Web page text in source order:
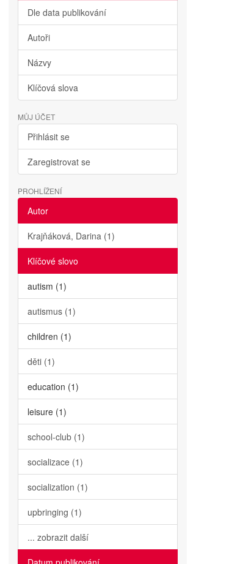
Dle data publikování
Autoři
Názvy
Klíčová slova
MŮJ ÚČET
Přihlásit se
Zaregistrovat se
PROHLÍŽENÍ
Autor
Krajňáková, Darina (1)
Klíčové slovo
autism (1)
autismus (1)
children (1)
děti (1)
education (1)
leisure (1)
school-club (1)
socializace (1)
socialization (1)
upbringing (1)
... zobrazit další